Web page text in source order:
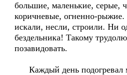
большие, маленькие, серые,
коричневые, огненно-
искали, несли, строили. Ни
бездельника! Такому
позавидовать.
Каждый день подогревал